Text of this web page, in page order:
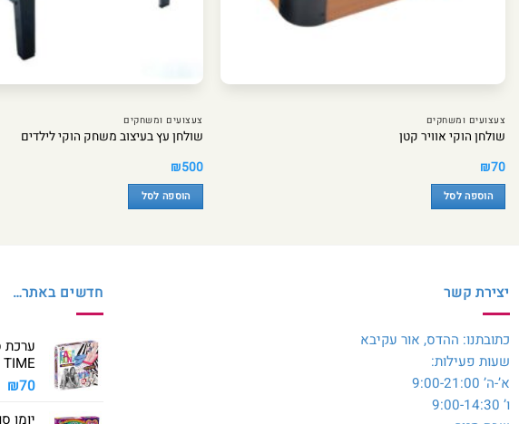
צעצועים ומשחקים
שולחן הוקי אוויר קטן
₪70
הוספה לסל
צעצועים ומשחקים
שולחן עץ בעיצוב משחק הוקי לילדים
₪500
הוספה לסל
יצירת קשר
כתובתנו: ההדס, אור עקיבא
שעות פעילות:
א’-ה’ 9:00-21:00
ו’ 9:00-14:30
חדשים באתר…
TIME
₪70
יומן